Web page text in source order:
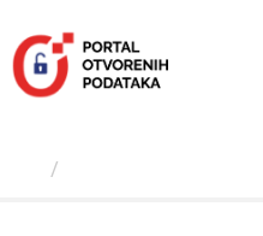
sadržaj